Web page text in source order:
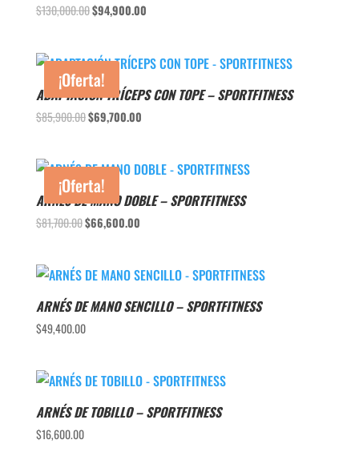
$130,000.00El
era:
$130,000.00.
$94,900.00El
es:
¡Oferta!
ADAPTACIÓN TRÍCEPS CON TOPE – SPORTFITNESS
$85,900.00El
era:
$85,900.00.
$69,700.00El
es:
¡Oferta!
ARNÉS DE MANO DOBLE – SPORTFITNESS
$81,700.00El
era:
$66,600.00El
es:
ARNÉS DE MANO SENCILLO – SPORTFITNESS
$49,400.00
ARNÉS DE TOBILLO – SPORTFITNESS
$16,600.00